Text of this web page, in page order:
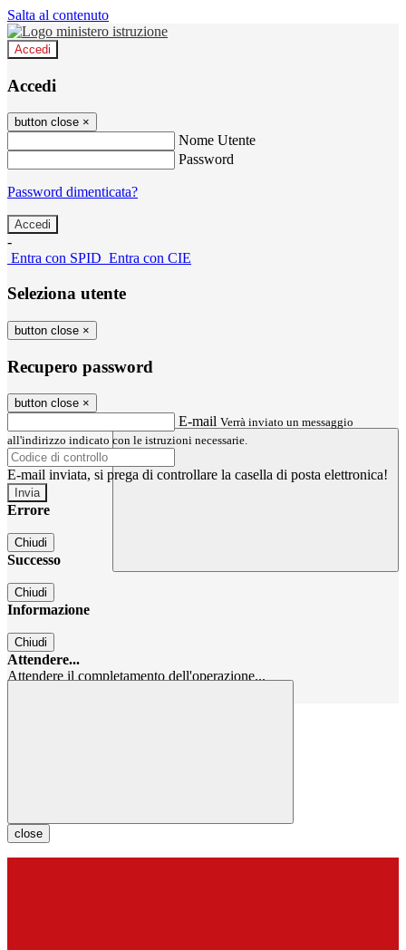
Salta al contenuto
Accedi
Accedi
button close ×
Nome Utente
Password
Password dimenticata?
-
Entra con SPID Entra con CIE
Seleziona utente
button close ×
Recupero password
button close ×
E-mail Verrà inviato un messaggio
all'indirizzo indicato con le istruzioni necessarie.
E-mail inviata, si prega di controllare la casella di posta elettronica!
Errore
Chiudi
Successo
Chiudi
Informazione
Chiudi
Attendere...
Attendere il completamento dell'operazione...
close